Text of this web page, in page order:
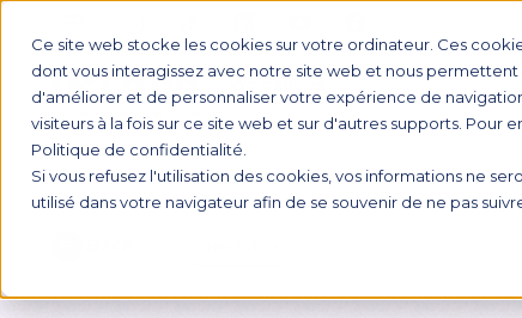
Ce site web stocke les cookies sur votre ordinateur. Ces
dont vous interagissez avec notre site web et nous
d'améliorer et de personnaliser votre expérience de
visiteurs à la fois sur ce site web et sur d'autres supports. Pour
Politique de confidentialité.
Si vous refusez l'utilisation des cookies, vos informations ne
utilisé dans votre navigateur afin de se souvenir de ne pas